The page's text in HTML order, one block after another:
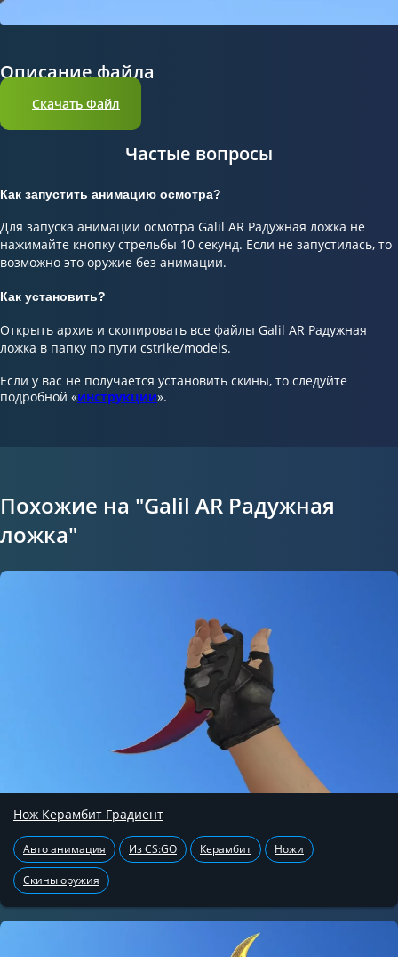
Описание файла
Скачать Файл
Частые вопросы
Как запустить анимацию осмотра?
Для запуска анимации осмотра Galil AR Радужная ложка не
нажимайте кнопку стрельбы 10 секунд. Если не запустилась, то
возможно это оружие без анимации.
Как установить?
Открыть архив и скопировать все файлы Galil AR Радужная
ложка в папку по пути cstrike/models.
Если у вас не получается установить скины, то следуйте
подробной «инструкции».
Похожие на "Galil AR Радужная
ложка"
Нож Керамбит Градиент
Авто анимация Из CS:GO Керамбит Ножи
Скины оружия